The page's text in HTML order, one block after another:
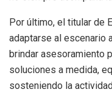
Por último, el titular de
adaptarse al escenario
brindar asesoramiento
soluciones a medida,
sosteniendo la